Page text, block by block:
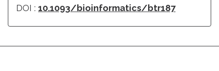
DOI : 10.1093/bioinformatics/btr187